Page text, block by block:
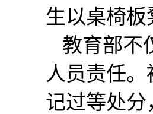
生以桌椅
教育部不
人员责任
记过等处